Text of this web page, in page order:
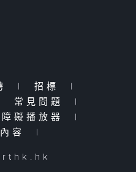
| 招標
|
常見問題
|
障礙播放器
|
容
|